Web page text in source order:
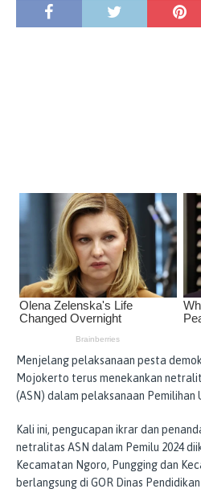
Menjelang pelaksanaan pesta
Mojokerto terus menekankan
(ASN) dalam pelaksanaan Pemilihan
Kali ini, pengucapan ikrar dan
netralitas ASN dalam Pemilu 2024
Kecamatan Ngoro, Pungging dan
berlangsung di GOR Dinas